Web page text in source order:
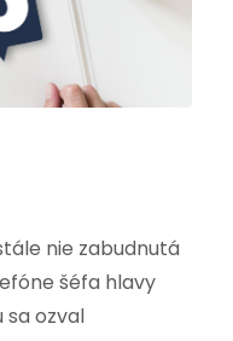
nie zabudnutá
šéfa hlavy
sa ozval